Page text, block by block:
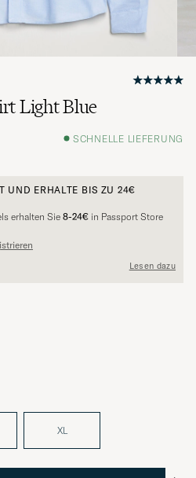
Light Blue
SCHNELLE LIEFERUNG
UND ERHALTE BIS ZU 24€
erhalten Sie 8-24€ in Passport Store
Lesen dazu
XL